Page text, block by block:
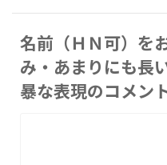
名前（ＨＮ可）を
み・あまりにも長
暴な表現のコメン